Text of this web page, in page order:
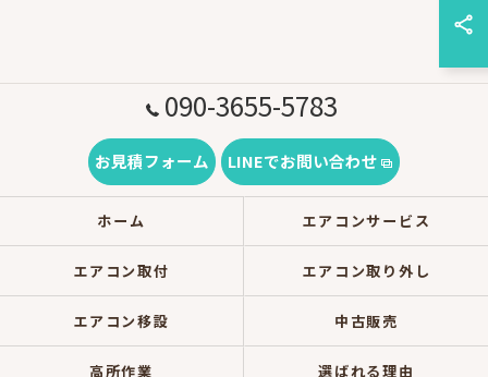
090-3655-5783
お見積フォーム LINEでお問い合わせ
ホーム エアコンサービス
エアコン取付 エアコン取り外し
エアコン移設 中古販売
高所作業 選ばれる理由